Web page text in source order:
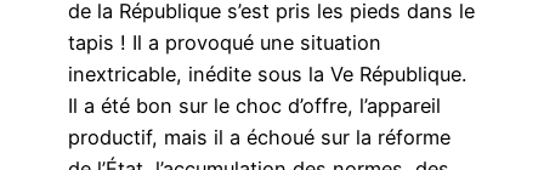
de la République s’est pris les pieds dans le
tapis ! Il a provoqué une situation
inextricable, inédite sous la Ve République.
Il a été bon sur le choc d’offre, l’appareil
productif, mais il a échoué sur la réforme